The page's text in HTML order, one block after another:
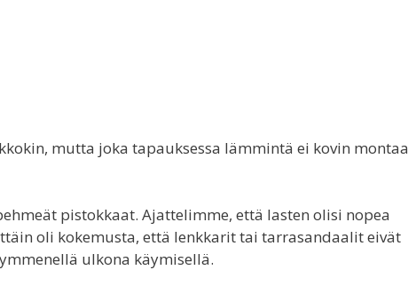
mutta joka tapauksessa lämmintä ei kovin montaa
pistokkaat. Ajattelimme, että lasten olisi nopea
oli kokemusta, että lenkkarit tai tarrasandaalit eivät
ulkona käymisellä.